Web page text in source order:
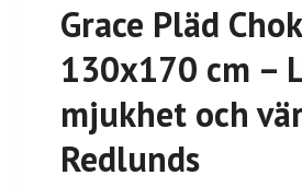
Grace Pläd
130x170 cm –
mjukhet och
Redlunds